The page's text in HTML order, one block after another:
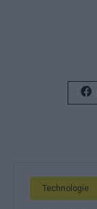
Technologie